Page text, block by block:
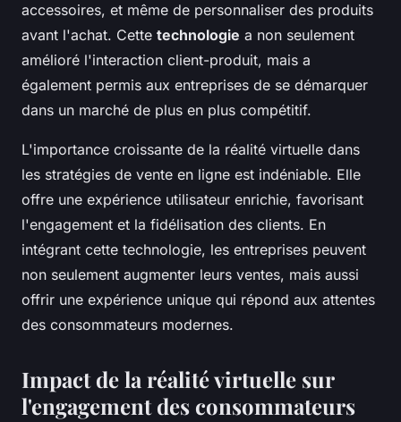
accessoires, et même de personnaliser des produits
avant l'achat. Cette technologie a non seulement
amélioré l'interaction client-produit, mais a
également permis aux entreprises de se démarquer
dans un marché de plus en plus compétitif.
L'importance croissante de la réalité virtuelle dans
les stratégies de vente en ligne est indéniable. Elle
offre une expérience utilisateur enrichie, favorisant
l'engagement et la fidélisation des clients. En
intégrant cette technologie, les entreprises peuvent
non seulement augmenter leurs ventes, mais aussi
offrir une expérience unique qui répond aux attentes
des consommateurs modernes.
Impact de la réalité virtuelle sur
l'engagement des consommateurs